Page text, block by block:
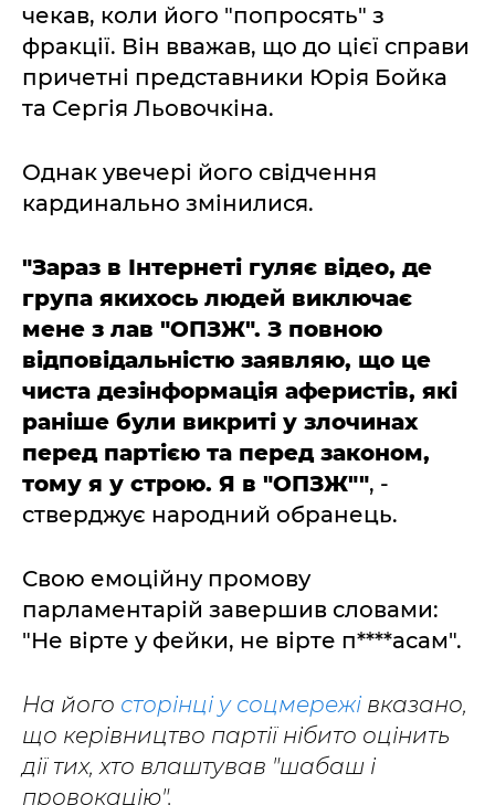
чекав, коли його "попросять" з
фракції. Він вважав, що до цієї справи
причетні представники Юрія Бойка
та Сергія Льовочкіна.
Однак увечері його свідчення
кардинально змінилися.
"Зараз в Інтернеті гуляє відео, де
група якихось людей виключає
мене з лав "ОПЗЖ". З повною
відповідальністю заявляю, що це
чиста дезінформація аферистів, які
раніше були викриті у злочинах
перед партією та перед законом,
тому я у строю. Я в "ОПЗЖ"", -
стверджує народний обранець.
Свою емоційну промову
парламентарій завершив словами:
"Не вірте у фейки, не вірте п****асам".
На його сторінці у соцмережі вказано,
що керівництво партії нібито оцінить
дії тих, хто влаштував "шабаш і
провокацію".